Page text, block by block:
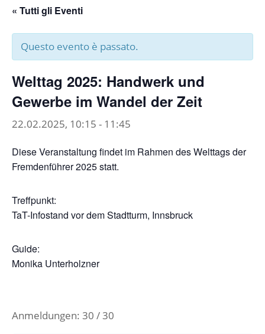
« Tutti gli Eventi
Questo evento è passato.
Welttag 2025: Handwerk und
Gewerbe im Wandel der Zeit
22.02.2025, 10:15 - 11:45
Diese Veranstaltung findet im Rahmen des Welttags der
Fremdenführer 2025 statt.
Treffpunkt:
TaT-Infostand vor dem Stadtturm, Innsbruck
Guide:
Monika Unterholzner
Anmeldungen: 30 / 30